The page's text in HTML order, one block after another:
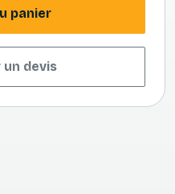
panier
un devis